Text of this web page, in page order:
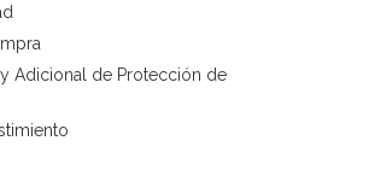
Adicional de Protección de